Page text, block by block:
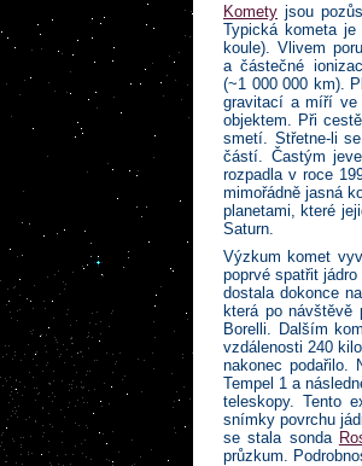
Komety jsou
Typická kometa
koule). Vlivem
a částečné
(~1 000 000 km).
gravitací a míří ve
objektem. Při
smetí. Střetne-li
částí. Častým
rozpadla v roce
mimořádně jasná
planetami, které
Saturn.
Výzkum komet
poprvé spatřit
dostala dokonce
která po návštěvě
Borelli. Dalším
vzdálenosti 240
nakonec podařilo.
Tempel 1 a
teleskopy. Tento
snímky povrchu
se stala sonda
průzkum.